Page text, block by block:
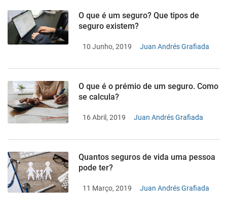
O que é um seguro? Que tipos de
seguro existem?
10 Junho, 2019 Juan Andrés Grafiada
O que é o prémio de um seguro. Como
se calcula?
16 Abril, 2019 Juan Andrés Grafiada
Quantos seguros de vida uma pessoa
pode ter?
11 Março, 2019 Juan Andrés Grafiada